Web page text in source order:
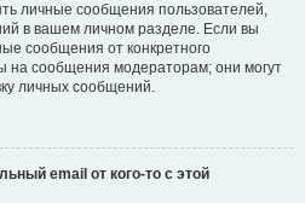
личные сообщения пользователей,
в вашем личном разделе. Если вы
сообщения от конкретного
на сообщения модераторам; они могут
личных сообщений.
email от кого-то с этой